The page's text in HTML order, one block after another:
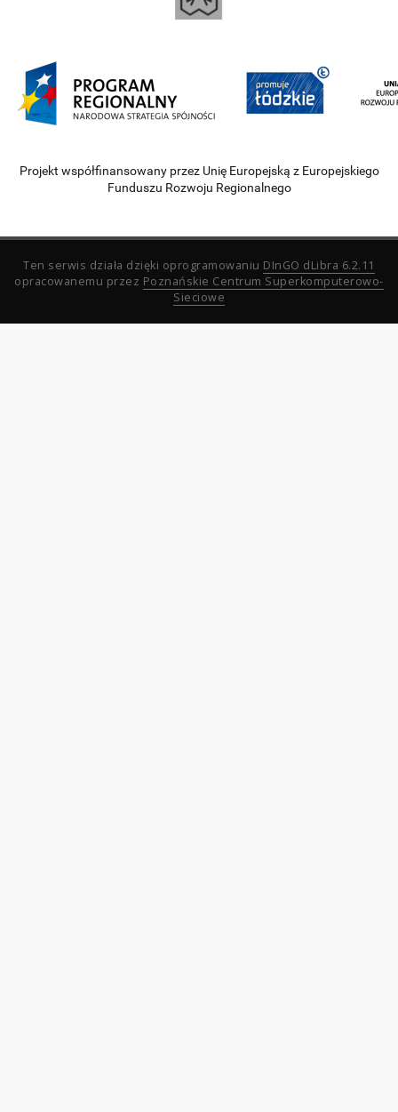
Projekt współfinansowany przez Unię Europejską z Europejskiego
Funduszu Rozwoju Regionalnego
Ten serwis działa dzięki oprogramowaniu DInGO dLibra 6.2.11
opracowanemu przez Poznańskie Centrum Superkomputerowo-
Sieciowe